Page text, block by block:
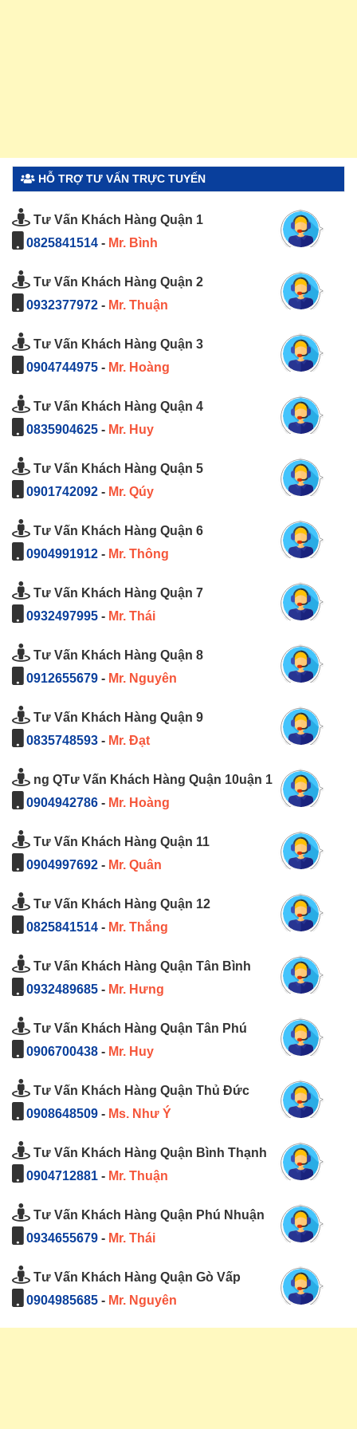
HỖ TRỢ TƯ VẤN TRỰC TUYẾN
Tư Vấn Khách Hàng Quận 1
0825841514 - Mr. Bình
Tư Vấn Khách Hàng Quận 2
0932377972 - Mr. Thuận
Tư Vấn Khách Hàng Quận 3
0904744975 - Mr. Hoàng
Tư Vấn Khách Hàng Quận 4
0835904625 - Mr. Huy
Tư Vấn Khách Hàng Quận 5
0901742092 - Mr. Qúy
Tư Vấn Khách Hàng Quận 6
0904991912 - Mr. Thông
Tư Vấn Khách Hàng Quận 7
0932497995 - Mr. Thái
Tư Vấn Khách Hàng Quận 8
0912655679 - Mr. Nguyên
Tư Vấn Khách Hàng Quận 9
0835748593 - Mr. Đạt
ng QTư Vấn Khách Hàng Quận 10uận 1
0904942786 - Mr. Hoàng
Tư Vấn Khách Hàng Quận 11
0904997692 - Mr. Quân
Tư Vấn Khách Hàng Quận 12
0825841514 - Mr. Thắng
Tư Vấn Khách Hàng Quận Tân Bình
0932489685 - Mr. Hưng
Tư Vấn Khách Hàng Quận Tân Phú
0906700438 - Mr. Huy
Tư Vấn Khách Hàng Quận Thủ Đức
0908648509 - Ms. Như Ý
Tư Vấn Khách Hàng Quận Bình Thạnh
0904712881 - Mr. Thuận
Tư Vấn Khách Hàng Quận Phú Nhuận
0934655679 - Mr. Thái
Tư Vấn Khách Hàng Quận Gò Vấp
0904985685 - Mr. Nguyên